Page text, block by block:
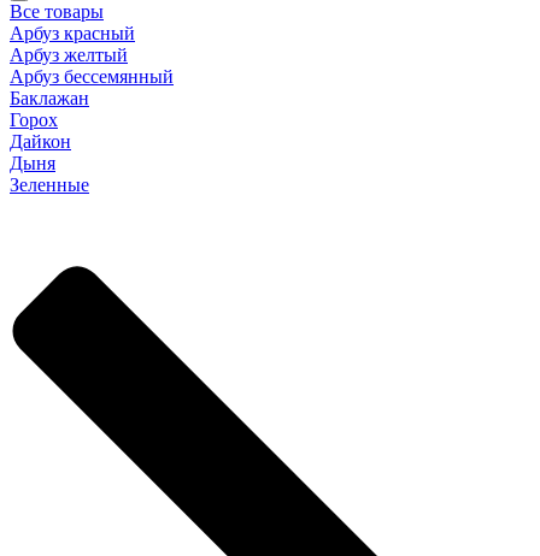
Все товары
Арбуз красный
Арбуз желтый
Арбуз бессемянный
Баклажан
Горох
Дайкон
Дыня
Зеленные